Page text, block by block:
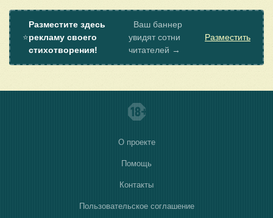
⭐
Разместите здесь
рекламу своего
стихотворения!
Ваш баннер
увидят сотни
читателей →
Разместить
О проекте
Помощь
Контакты
Пользовательское соглашение